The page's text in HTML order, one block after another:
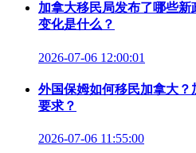
加拿大移民局发布了哪些
变化是什么？
2026-07-06 12:00:01
外国保姆如何移民加拿大
要求？
2026-07-06 11:55:00